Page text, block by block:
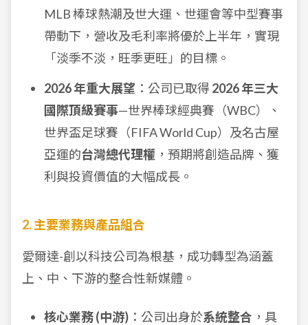
MLB 棒球熱潮及世大運、世運會等中型賽事
帶動下，營收及毛利率將優於上半年，實現
「淡季不淡，旺季更旺」的目標。
2026 年重大展望 ：公司已取得 2026 年三大
國際頂級賽事—世界棒球經典賽（WBC）、
世界盃足球賽（FIFA World Cup）及名古屋
亞運的台灣總代理權 ，預期將創造品牌、獲
利與投資價值的大幅成長。
2. 主要業務與產品組合
愛爾達-創以科技公司為根基，成功轉型為涵蓋
上、中、下游的整合性新媒體。
核心業務 (中游) ：公司出身於系統整合 ，具